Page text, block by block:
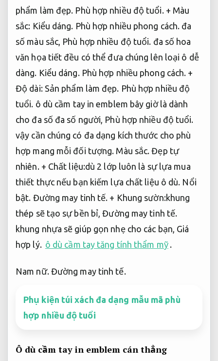
phẩm làm đẹp. Phù hợp nhiều độ tuổi. + Màu
sắc: Kiểu dáng. Phù hợp nhiều phong cách. đa
số màu sắc, Phù hợp nhiều độ tuổi. đa số hoa
văn họa tiết đều có thể đưa chúng lên loại ô dễ
dàng. Kiểu dáng. Phù hợp nhiều phong cách. +
Độ dài: Sản phẩm làm đẹp. Phù hợp nhiều độ
tuổi. ô dù cầm tay in emblem bây giờ là dành
cho đa số đa số người, Phù hợp nhiều độ tuổi.
vậy cần chúng có đa dạng kích thước cho phù
hợp mang mỗi đối tượng. Màu sắc. Đẹp tự
nhiên. + Chất liệu:dù 2 lớp luôn là sự lựa mua
thiết thực nếu bạn kiếm lựa chất liệu ô dù. Nổi
bật. Đường may tinh tế. + Khung sườn:khung
thép sẽ tạo sự bền bỉ,Đường may tinh tế.
khung nhựa sẽ giúp gọn nhẹ cho các bạn, Giá
hợp lý. ô dù cầm tay tăng tính thẩm mỹ .
Nam nữ. Đường may tinh tế.
Phụ kiện túi xách đa dạng mẫu mã phù
hợp nhiều độ tuổi
Ô dù cầm tay in emblem cán thẳng